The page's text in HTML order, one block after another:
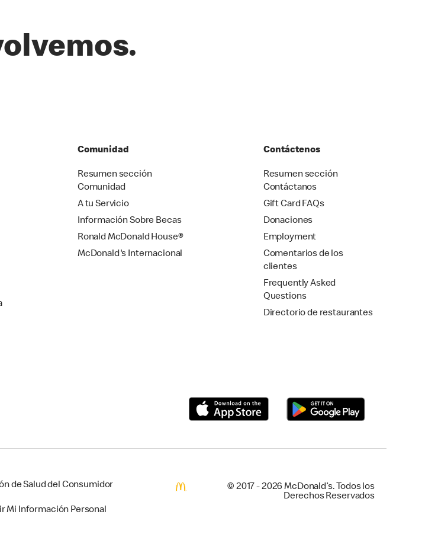
Comunidad
Resumen sección
Comunidad
A tu Servicio
Información Sobre Becas
Ronald McDonald House®
McDonald's Internacional
Contáctenos
Resumen sección
Contáctanos
Gift Card FAQs
Donaciones
Employment
Comentarios de los
clientes
Frequently Asked
Questions
Directorio de restaurantes
de Salud del Consumidor
Mi Información Personal
© 2017 - 2026 McDonald’s. Todos los
Derechos Reservados